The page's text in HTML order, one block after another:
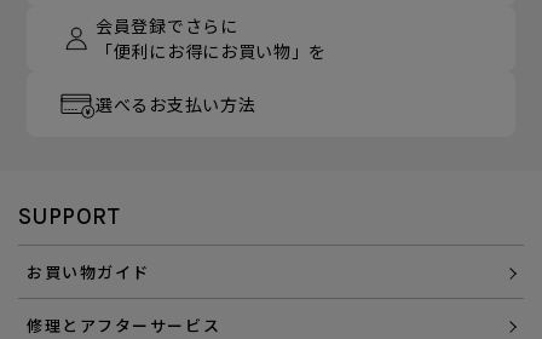
会員登録でさらに
「便利にお得にお買い物」を
選べるお支払い方法
SUPPORT
お買い物ガイド
修理とアフターサービス